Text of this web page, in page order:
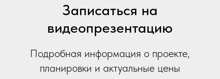
Записаться на
видеопрезентацию
Подробная информация о проекте,
планировки и актуальные цены